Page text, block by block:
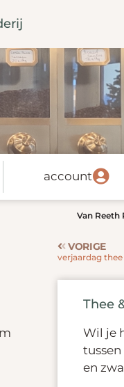
account
Van Reeth
VORIGE
verjaardag thee
Thee
Wil je
en